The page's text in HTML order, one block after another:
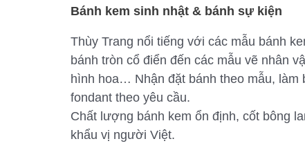
Bánh kem sinh nhật & bánh sự kiện
Thùy Trang nổi tiếng với các mẫu bánh
bánh tròn cổ điển đến các mẫu vẽ nhân
hình hoa… Nhận đặt bánh theo mẫu, làm
fondant theo yêu cầu.
Chất lượng bánh kem ổn định, cốt bông
khẩu vị người Việt.